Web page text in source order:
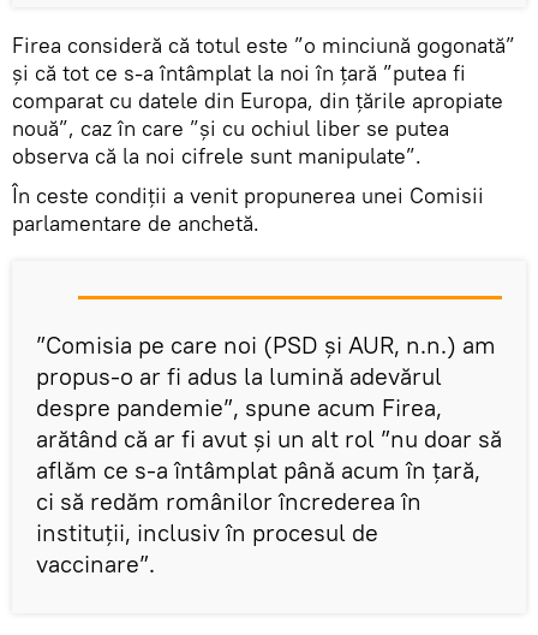
Firea consideră că totul este ”o minciună gogonată”
și că tot ce s-a întâmplat la noi în țară ”putea fi
comparat cu datele din Europa, din țările apropiate
nouă”, caz în care ”și cu ochiul liber se putea
observa că la noi cifrele sunt manipulate”.
În ceste condiții a venit propunerea unei Comisii
parlamentare de anchetă.
”Comisia pe care noi (PSD și AUR, n.n.) am
propus-o ar fi adus la lumină adevărul
despre pandemie”, spune acum Firea,
arătând că ar fi avut și un alt rol ”nu doar să
aflăm ce s-a întâmplat până acum în țară,
ci să redăm românilor încrederea în
instituții, inclusiv în procesul de
vaccinare”.